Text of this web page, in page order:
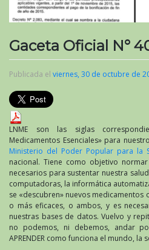
Gaceta Oficial N°
Publicada el viernes, 30 de octubre de
LNME son las siglas
Medicamentos Esenciales» para
Ministerio del Poder Popular para la
nacional. Tiene como objetivo
necesarios para sustentar nuestra
computadoras, la informática
se «descubren» nuevos medicamentos
o más eficaces, o ambos, y es
nuestras bases de datos. Vuelvo y
no podemos, ni debemos, andar
APRENDER como funciona el mundo, la